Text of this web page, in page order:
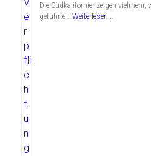
Die Südkalifornier zeigen vielmehr,
geführte …Weiterlesen...